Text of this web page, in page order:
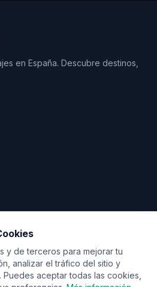
en España. Descubre destinos,
y de terceros para mejorar tu
analizar el tráfico del sitio y
aceptar todas las cookies,